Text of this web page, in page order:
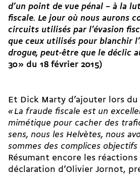
d’un point de vue pénal – à la
fiscale. Le jour où nous aurons
circuits utilisés par l’évasion
que ceux utilisés pour blanchir
drogue, peut-être que le déclic
30 » du 18 février 2015)
Et Dick Marty d’ajouter lors
«La fraude fiscale est un
mimétique pour cacher des
sens, nous les Helvètes, nous
sommes des complices
Résumant encore les
déclaration d’Olivier Jornot,